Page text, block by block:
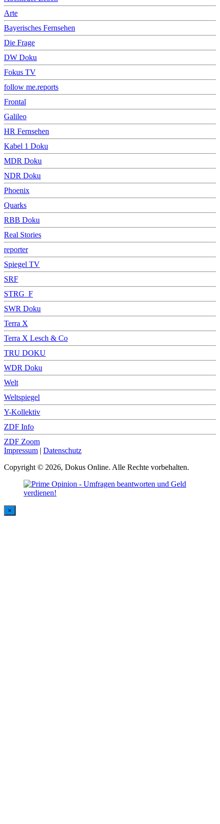
Arte
Bayerisches Fernsehen
Die Frage
DW Doku
Fokus TV
follow me.reports
Frontal
Galileo
HR Fernsehen
Kabel 1 Doku
MDR Doku
NDR Doku
Phoenix
Quarks
RBB Doku
Real Stories
reporter
Spiegel TV
SRF
STRG_F
SWR Doku
Terra X
Terra X Lesch & Co
TRU DOKU
WDR Doku
Welt
Weltspiegel
Y-Kollektiv
ZDF Info
ZDF Zoom
Impressum | Datenschutz
Copyright © 2026, Dokus Online. Alle Rechte vorbehalten.
×